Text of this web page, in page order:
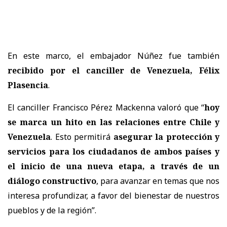
En este marco, el embajador Núñez fue también
recibido por el canciller de Venezuela, Félix
Plasencia.
El canciller Francisco Pérez Mackenna valoró que “hoy
se marca un hito en las relaciones entre Chile y
Venezuela. Esto permitirá asegurar la protección y
servicios para los ciudadanos de ambos países y
el inicio de una nueva etapa, a través de un
diálogo constructivo, para avanzar en temas que nos
interesa profundizar, a favor del bienestar de nuestros
pueblos y de la región”.